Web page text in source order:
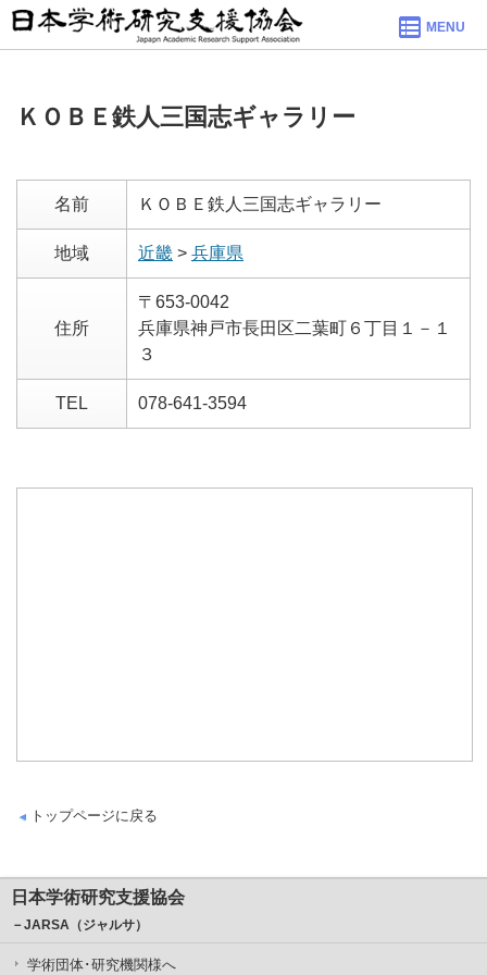
MENU
ＫＯＢＥ鉄人三国志ギャラリー
名前 ＫＯＢＥ鉄人三国志ギャラリー
地域 近畿 > 兵庫県
住所
〒653-0042
兵庫県神戸市長田区二葉町６丁目１－１
３
TEL 078-641-3594
トップページに戻る
日本学術研究支援協会
－JARSA（ジャルサ）
学術団体･研究機関様へ